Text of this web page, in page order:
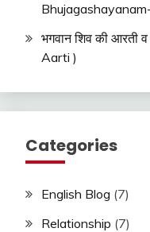
भगवान शिव की आरती
Aarti )
Categories
English Blog (7)
Relationship (7)